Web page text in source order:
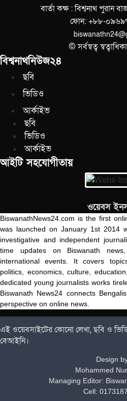
বার্তা কক্ষ : বিশ্বনাথ পুরান
ফোন: +৮৮-
© সর্বস্বত্ব
বিশ্বনাথনিউজ২৪
ছবি
ভিডিও
আর্কাইভ
ছবি
ভিডিও
আর্কাইভ
আইটি সহযোগীতায়
ওয়েবস
BiswanathNews24.com is the first
was launched on January 1st 2014
investigative and independent
time updates on Biswanath
international events. It covers
politics, economics, culture,
dedicated young journalists works
Biswanath News24 connects
perspective on online news.
এই ওয়েবসাইটের কোনো লেখা, ছবি ও
বেআইনি।
Design
Mohammed
Managing Editor:
Cell: